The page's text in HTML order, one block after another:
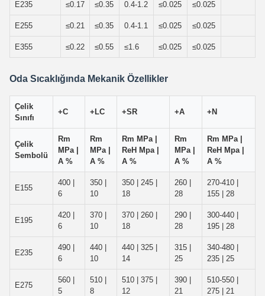
E235 ≤0.17 ≤0.35 0.4-1.2 ≤0.025 ≤0.025
E255 ≤0.21 ≤0.35 0.4-1.1 ≤0.025 ≤0.025
E355 ≤0.22 ≤0.55 ≤1.6 ≤0.025 ≤0.025
Oda Sıcaklığında Mekanik Özellikler
Çelik
Sınıfı
+C +LC +SR +A +N
Çelik
Sembolü
Rm
MPa |
A %
Rm
MPa |
A %
Rm MPa |
ReH Mpa |
A %
Rm
MPa |
A %
Rm MPa |
ReH Mpa |
A %
E155
400 |
6
350 |
10
350 | 245 |
18
260 |
28
270-410 |
155 | 28
E195
420 |
6
370 |
10
370 | 260 |
18
290 |
28
300-440 |
195 | 28
E235
490 |
6
440 |
10
440 | 325 |
14
315 |
25
340-480 |
235 | 25
E275
560 |
5
510 |
8
510 | 375 |
12
390 |
21
510-550 |
275 | 21